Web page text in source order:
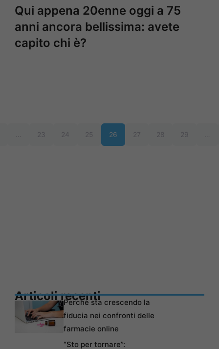
Qui appena 20enne oggi a 75
anni ancora bellissima: avete
capito chi è?
23 24 25 26 27 28 29
Articoli recentiPerché sta crescendo la
fiducia nei confronti delle
farmacie online
“Sto per tornare”: